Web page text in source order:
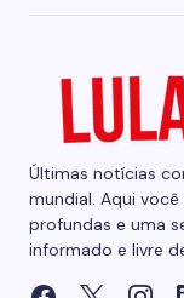
Últimas notícias
mundial. Aqui
profundas e uma
informado e livre